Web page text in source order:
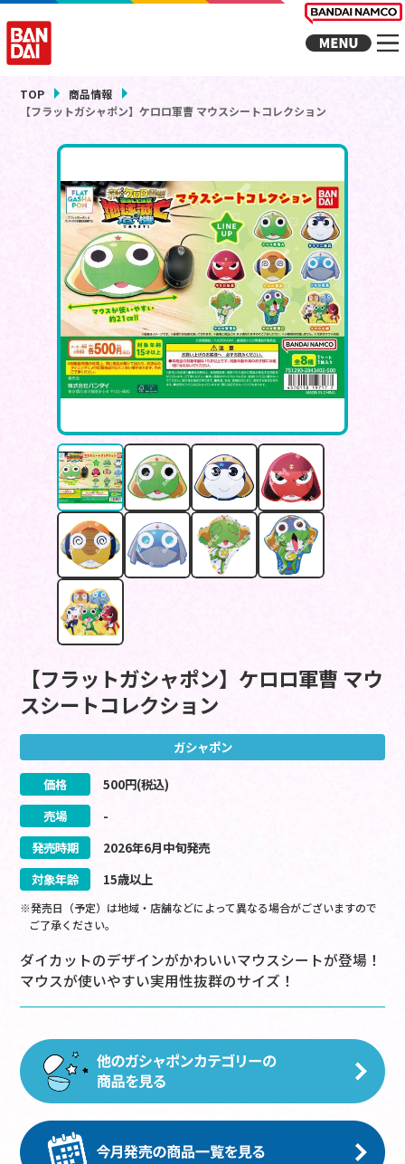
TOP
商品情報
【フラットガシャポン】ケロロ軍曹 マウスシートコレクション
【フラットガシャポン】ケロロ軍曹 マウ
スシートコレクション
ガシャポン
価格 500円(税込)
売場
-
発売時期
2026年6月中旬発売
対象年齢
15歳以上
※発売日（予定）は地域・店舗などによって異なる場合がございますので
ご了承ください。
ダイカットのデザインがかわいいマウスシートが登場！
マウスが使いやすい実用性抜群のサイズ！